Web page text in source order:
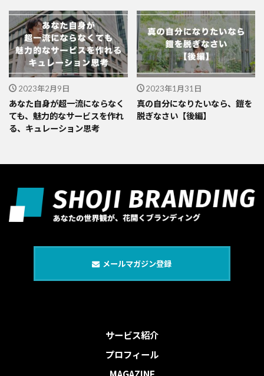
2023年2月9日
あなた自身が超一流にならなく
ても、魅力的なサービスを作れ
る、キュレーション思考
2023年1月31日
真の自分になりたいなら、鎧を
脱ぎなさい【後編】
メールマガジン登録
サービス紹介
プロフィール